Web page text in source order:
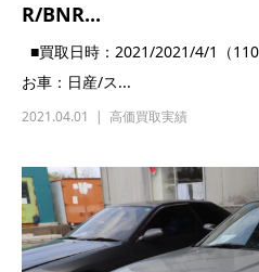
R/BNR...
■買取日時：2021/2021/4/1（
お車：日産/ス...
2021.04.01 高価買取実績